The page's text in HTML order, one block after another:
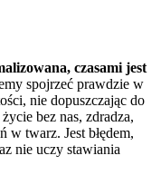
czasami jest
spojrzeć prawdzie w
nie dopuszczając do
bez nas, zdradza,
w twarz. Jest błędem,
nie uczy stawiania